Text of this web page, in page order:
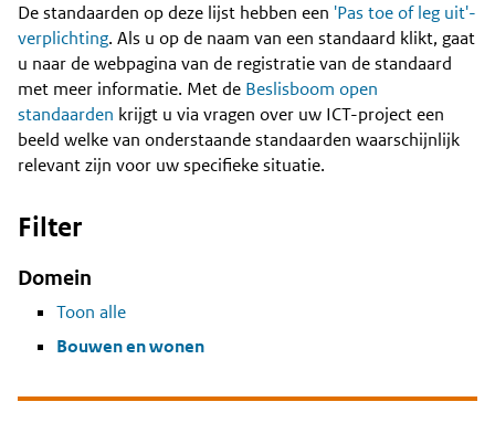
Content
De standaarden op deze lijst hebben een 'Pas toe of leg uit'-
verplichting. Als u op de naam van een standaard klikt, gaat
u naar de webpagina van de registratie van de standaard
met meer informatie. Met de Beslisboom open
standaarden krijgt u via vragen over uw ICT-project een
beeld welke van onderstaande standaarden waarschijnlijk
relevant zijn voor uw specifieke situatie.
Filter
Domein
Toon alle
Bouwen en wonen